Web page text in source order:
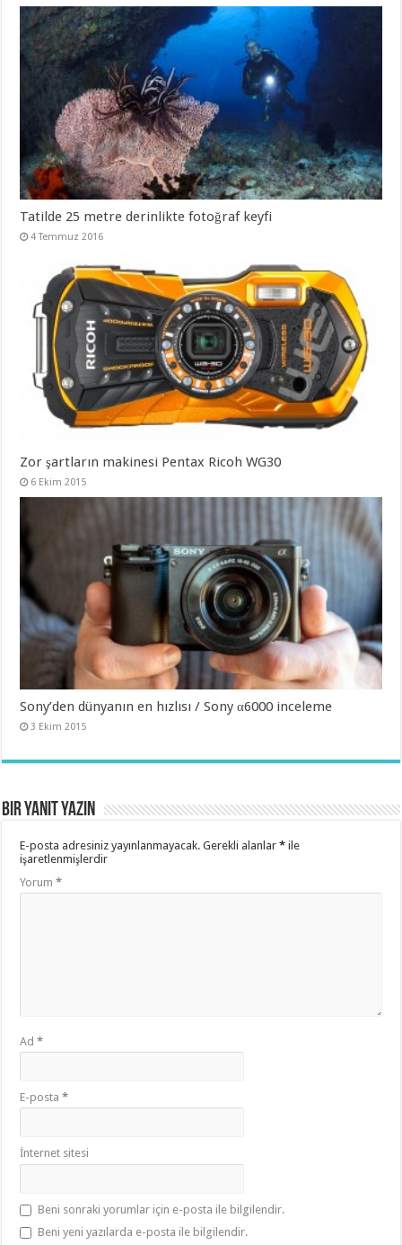
Tatilde 25 metre derinlikte fotoğraf keyfi
4 Temmuz 2016
Zor şartların makinesi Pentax Ricoh WG30
6 Ekim 2015
Sony’den dünyanın en hızlısı / Sony α6000 inceleme
3 Ekim 2015
Bir yanıt yazın
E-posta adresiniz yayınlanmayacak. Gerekli alanlar* ile
işaretlenmişlerdir
Yorum*
Ad*
E-posta*
İnternet sitesi
Beni sonraki yorumlar için e-posta ile bilgilendir.
Beni yeni yazılarda e-posta ile bilgilendir.